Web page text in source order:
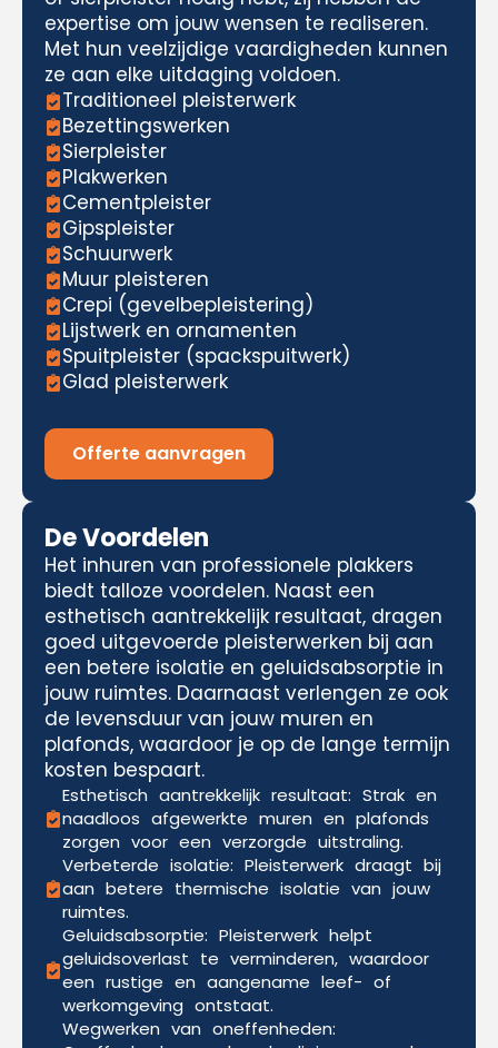
expertise om jouw wensen te realiseren.
Met hun veelzijdige vaardigheden kunnen
ze aan elke uitdaging voldoen.
Traditioneel pleisterwerk
Bezettingswerken
Sierpleister
Plakwerken
Cementpleister
Gipspleister
Schuurwerk
Muur pleisteren
Crepi (gevelbepleistering)
Lijstwerk en ornamenten
Spuitpleister (spackspuitwerk)
Glad pleisterwerk
Offerte aanvragen
De Voordelen
Het inhuren van professionele plakkers
biedt talloze voordelen. Naast een
esthetisch aantrekkelijk resultaat, dragen
goed uitgevoerde pleisterwerken bij aan
een betere isolatie en geluidsabsorptie in
jouw ruimtes. Daarnaast verlengen ze ook
de levensduur van jouw muren en
plafonds, waardoor je op de lange termijn
kosten bespaart.
Esthetisch aantrekkelijk resultaat: Strak en
naadloos afgewerkte muren en plafonds
zorgen voor een verzorgde uitstraling.
Verbeterde isolatie: Pleisterwerk draagt bij
aan betere thermische isolatie van jouw
ruimtes.
Geluidsabsorptie: Pleisterwerk helpt
geluidsoverlast te verminderen, waardoor
een rustige en aangename leef- of
werkomgeving ontstaat.
Wegwerken van oneffenheden: